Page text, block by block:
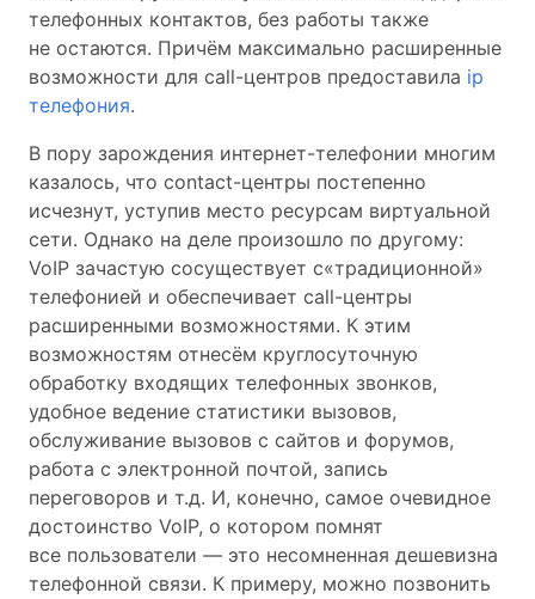
телефонных контактов, без работы также
не остаются. Причём максимально расширенные
возможности для call-центров предоставила ip
телефония.
В пору зарождения интернет-телефонии многим
казалось, что contact-центры постепенно
исчезнут, уступив место ресурсам виртуальной
сети. Однако на деле произошло по другому:
VoIP зачастую сосуществует с«традиционной»
телефонией и обеспечивает call-центры
расширенными возможностями. К этим
возможностям отнесём круглосуточную
обработку входящих телефонных звонков,
удобное ведение статистики вызовов,
обслуживание вызовов c сайтов и форумов,
работа с электронной почтой, запись
переговоров и т.д. И, конечно, самое очевидное
достоинство VoIP, о котором помнят
все пользователи — это несомненная дешевизна
телефонной связи. К примеру, можно позвонить